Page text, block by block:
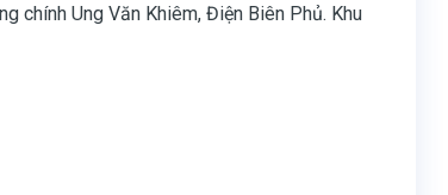
chính Ung Văn Khiêm, Điện Biên Phủ. Khu